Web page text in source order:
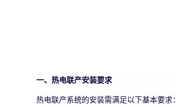
一、热电联产安装要求
热电联产系统的安装需满足以下基本要求：